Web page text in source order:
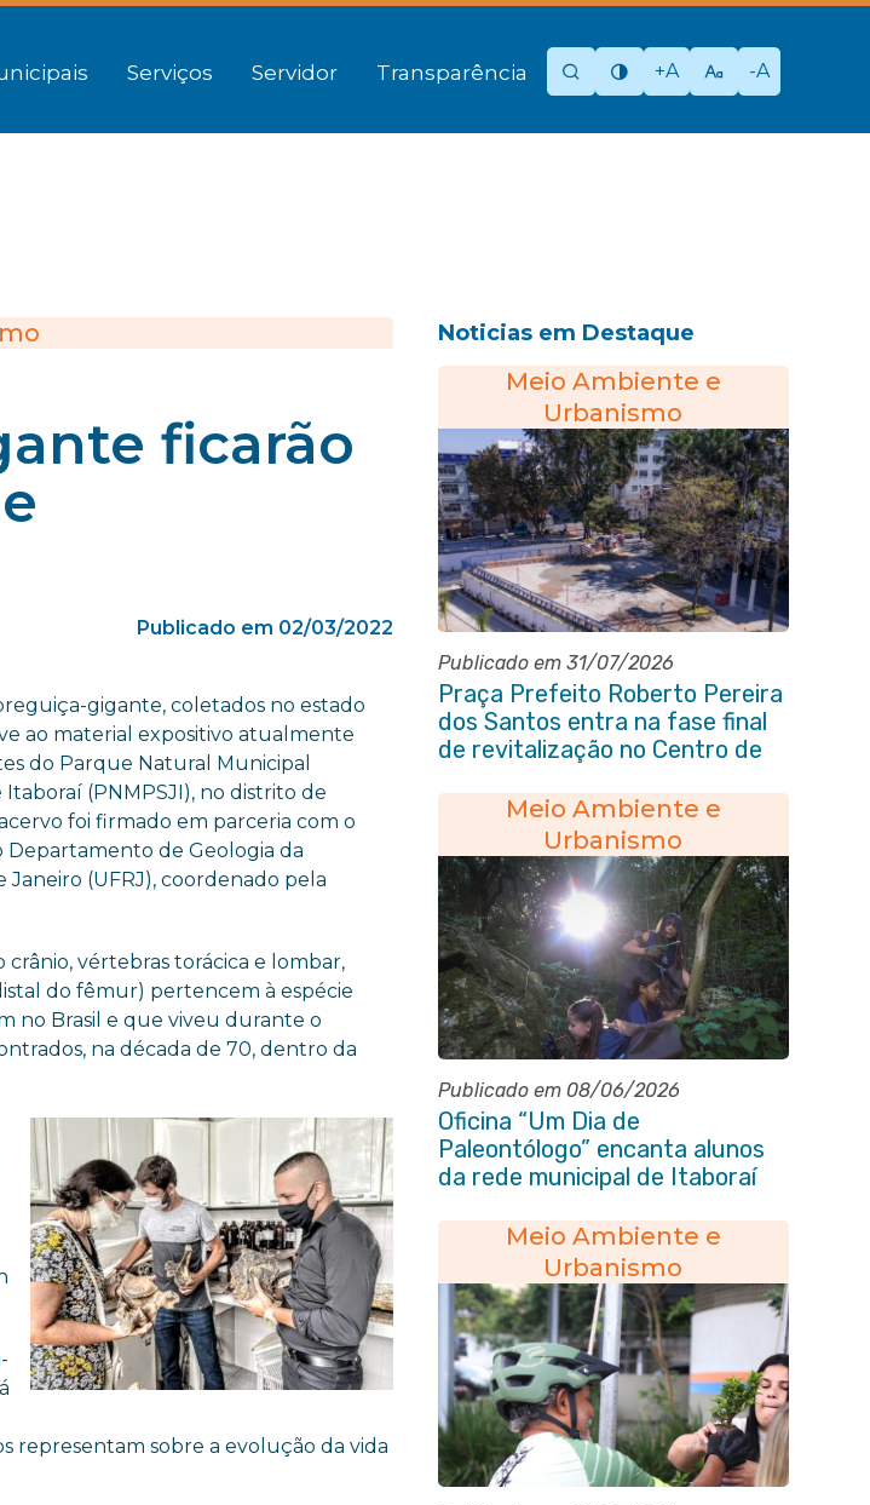
Serviços Servidor Transparência +A -A
ficarão
Publicado em 02/03/2022
gigante, coletados no estado
ao material expositivo atualmente
do Parque Natural Municipal
(PNMPSJI), no distrito de
foi firmado em parceria com o
Departamento de Geologia da
Janeiro (UFRJ), coordenado pela
crânio, vértebras torácica e lombar,
do fêmur) pertencem à espécie
no Brasil e que viveu durante o
na década de 70, dentro da
representam sobre a evolução da vida
Noticias em Destaque
Meio Ambiente e
Urbanismo
Publicado em 31/07/2026
Praça Prefeito Roberto Pereira
dos Santos entra na fase final
de revitalização no Centro de
Meio Ambiente e
Urbanismo
Publicado em 08/06/2026
Oficina “Um Dia de
Paleontólogo” encanta alunos
da rede municipal de Itaboraí
Meio Ambiente e
Urbanismo